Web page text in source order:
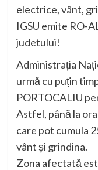
electrice, vânt,
IGSU emite RO-
judetului!
Administrația
urmă cu puțin
PORTOCALIU
Astfel, până la
care pot cumula
vânt și grindina.
Zona afectată